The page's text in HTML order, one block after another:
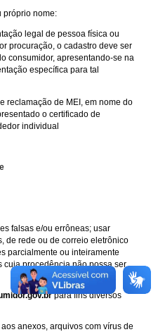
próprio nome:
legal de pessoa física ou
procuração, o cadastro deve ser
consumidor, apresentando-se na
específica para tal
reclamação de MEI, em nome do
o certificado de
individual
falsas e/ou errôneas; usar
de rede ou de correio eletrônico
parcialmente ou inteiramente
cuja procedência não possa ser
para fins diversos
anexos, arquivos com vírus de